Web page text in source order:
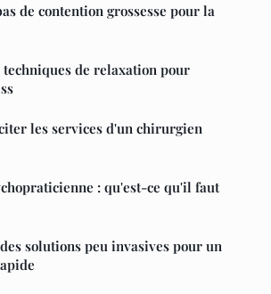
de contention grossesse pour la
de relaxation pour
les services d'un chirurgien
: qu'est-ce qu'il faut
solutions peu invasives pour un